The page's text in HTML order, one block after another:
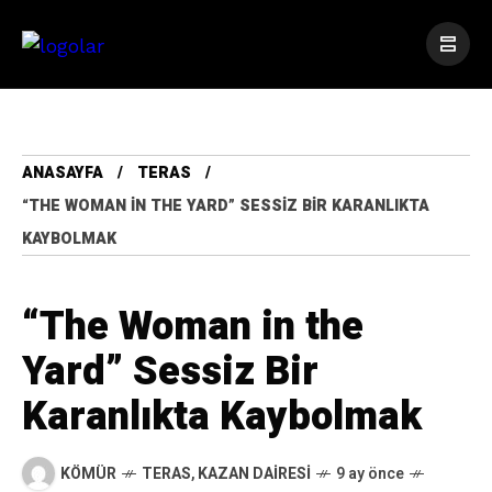
ANASAYFA
TERAS
“THE WOMAN IN THE YARD” SESSIZ BIR KARANLIKTA
KAYBOLMAK
“The Woman in the
Yard” Sessiz Bir
Karanlıkta Kaybolmak
KÖMÜR TERAS,KAZAN DAIRESI 9 ay önce